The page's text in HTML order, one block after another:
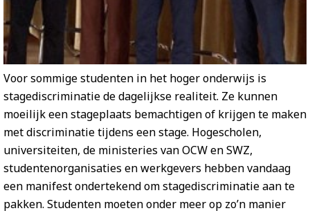
Voor sommige studenten in het hoger onderwijs is
stagediscriminatie de dagelijkse realiteit. Ze kunnen
moeilijk een stageplaats bemachtigen of krijgen te maken
met discriminatie tijdens een stage. Hogescholen,
universiteiten, de ministeries van OCW en SWZ,
studentenorganisaties en werkgevers hebben vandaag
een manifest ondertekend om stagediscriminatie aan te
pakken. Studenten moeten onder meer op zo’n manier